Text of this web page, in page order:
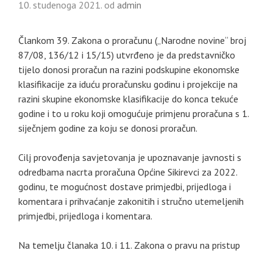
10. studenoga 2021. od admin
Člankom 39. Zakona o proračunu („Narodne novine“ broj
87/08, 136/12 i 15/15) utvrđeno je da predstavničko
tijelo donosi proračun na razini podskupine ekonomske
klasifikacije za iduću proračunsku godinu i projekcije na
razini skupine ekonomske klasifikacije do konca tekuće
godine i to u roku koji omogućuje primjenu proračuna s 1.
siječnjem godine za koju se donosi proračun.
Cilj provođenja savjetovanja je upoznavanje javnosti s
odredbama nacrta proračuna Općine Sikirevci za 2022.
godinu, te mogućnost dostave primjedbi, prijedloga i
komentara i prihvaćanje zakonitih i stručno utemeljenih
primjedbi, prijedloga i komentara.
Na temelju članaka 10. i 11. Zakona o pravu na pristup